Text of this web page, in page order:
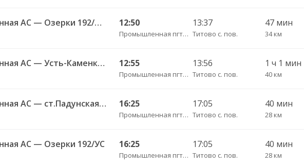
Промышленная АС — Озерки 192/АМ 12:50
Промышленная пгт АС
13:37
Титово с. пов.
47 мин
34 км
Промышленная АС — Усть-Каменка (Пром) 178у 12:55
Промышленная пгт АС
13:56
Титово с. пов.
1 ч 1 мин
40 км
Промышленная АС — ст.Падунская 192у 16:25
Промышленная пгт АС
17:05
Титово с. пов.
40 мин
28 км
АС — Озерки 192/УС 16:25
Промышленная пгт АС
17:05
Титово с. пов.
40 мин
28 км